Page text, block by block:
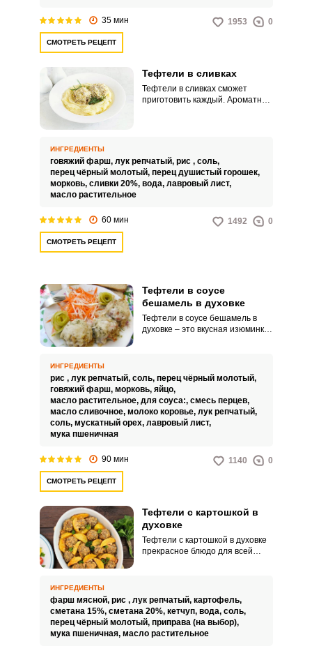
35 мин 1953 0
СМОТРЕТЬ РЕЦЕПТ
Тефтели в сливках
Тефтели в сливках сможет
приготовить каждый. Ароматное
ИНГРЕДИЕНТЫ
говяжий фарш, лук репчатый, рис , соль,
перец чёрный молотый, перец душистый горошек,
морковь, сливки 20%, вода, лавровый лист,
масло растительное
60 мин 1492 0
СМОТРЕТЬ РЕЦЕПТ
Тефтели в соусе
бешамель в духовке
Тефтели в соусе бешамель в
духовке – это вкусная изюминка
тефтели, заиграет новыми
красками.
ИНГРЕДИЕНТЫ
рис , лук репчатый, соль, перец чёрный молотый,
говяжий фарш, морковь, яйцо,
масло растительное, для соуса:, смесь перцев,
масло сливочное, молоко коровье, лук репчатый,
соль, мускатный орех, лавровый лист,
мука пшеничная
90 мин 1140 0
СМОТРЕТЬ РЕЦЕПТ
Тефтели с картошкой в
духовке
Тефтели с картошкой в духовке
прекрасное блюдо для всей
ИНГРЕДИЕНТЫ
фарш мясной, рис , лук репчатый, картофель,
сметана 15%, сметана 20%, кетчуп, вода, соль,
перец чёрный молотый, приправа (на выбор),
мука пшеничная, масло растительное